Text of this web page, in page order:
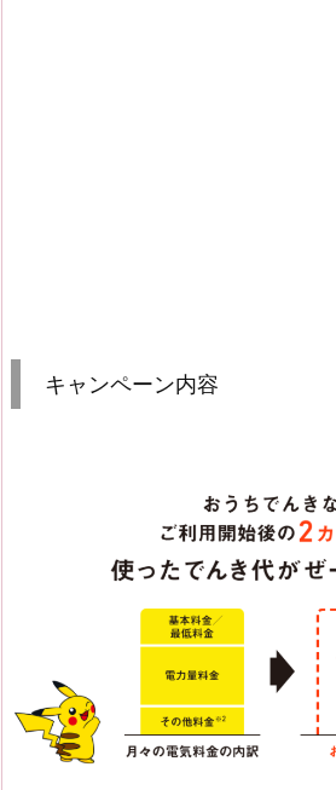
キャンペーン内容